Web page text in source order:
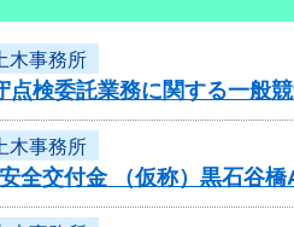
木事務所
点検委託業務に関する一般
木事務所
全交付金 （仮称）黒石谷